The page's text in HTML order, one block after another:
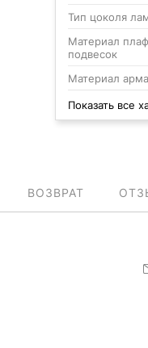
Тип цоколя
Материал
подвесок
Материал
Показать все
ВОЗВРАТ